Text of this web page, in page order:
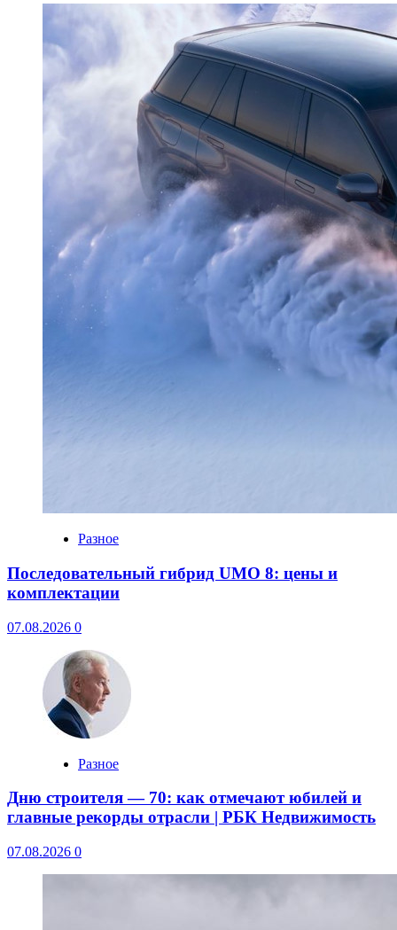
Разное
Последовательный гибрид UMO 8: цены и
комплектации
07.08.2026 0
Разное
Дню строителя — 70: как отмечают юбилей и
главные рекорды отрасли | РБК Недвижимость
07.08.2026 0